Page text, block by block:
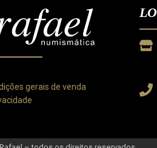
cookies para melhorar a sua
gerais de venda